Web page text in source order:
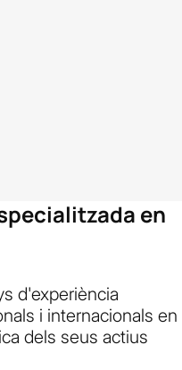
en
d'experiència
i internacionals en
dels seus actius